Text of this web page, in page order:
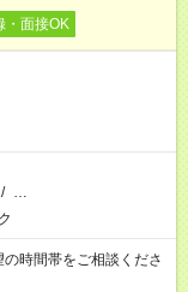
・面接OK
/ …
時間帯をご相談くださ